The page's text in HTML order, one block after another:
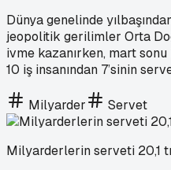
Dünya genelinde
jeopolitik gerilimler Orta
ivme kazanırken, mart
10 iş insanından 7’sinin
Milyarder Servet
Milyarderlerin serveti 20,1